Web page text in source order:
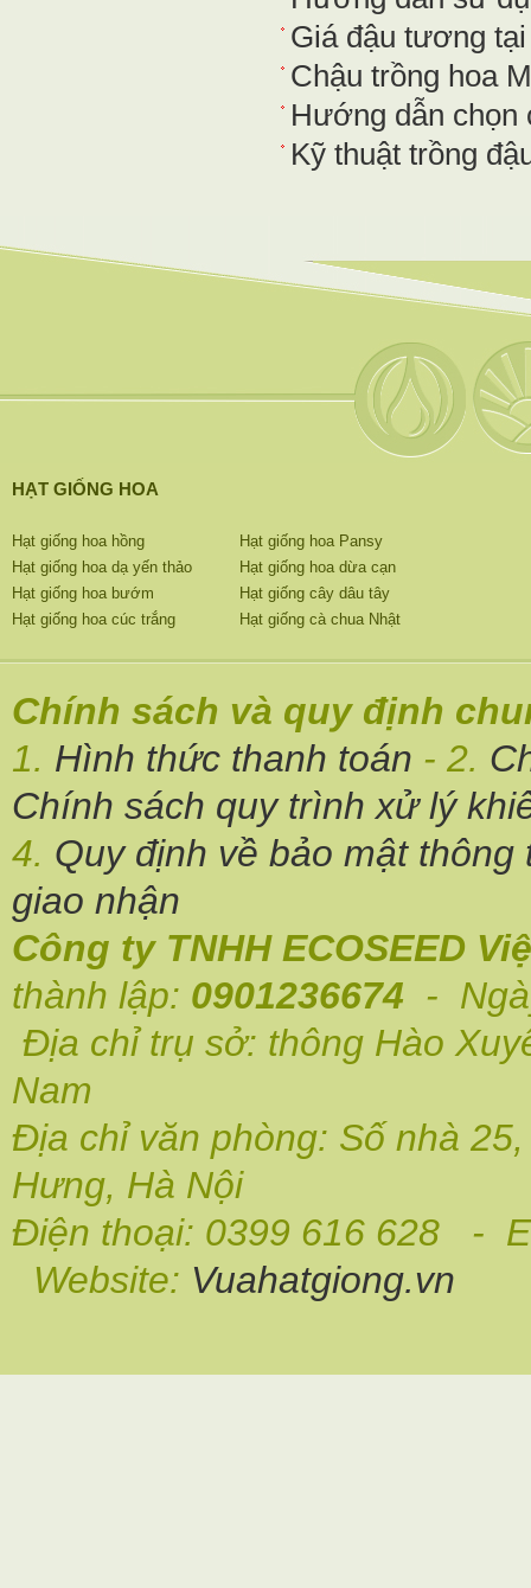
Giá đậu tương
Chậu trồng hoa
Hướng dẫn chọn
Kỹ thuật trồng
HẠT GIỐNG HOA
Hạt giống hoa hồng
Hạt giống hoa dạ yến thảo
Hạt giống hoa bướm
Hạt giống hoa cúc trắng
Hạt giống hoa Pansy
Hạt giống hoa dừa cạn
Hạt giống cây dâu tây
Hạt giống cà chua Nhật
Chính sách và quy định
1. Hình thức thanh toán - 2.
Chính sách quy trình xử lý
4. Quy định về bảo mật thông
giao nhận
Công ty TNHH ECOSEED
thành lập: 0901236674 -
Địa chỉ trụ sở: thông Hào
Nam
Địa chỉ văn phòng: Số nhà
Hưng, Hà Nội
Điện thoại: 0399 616 628 -
Website: Vuahatgiong.vn